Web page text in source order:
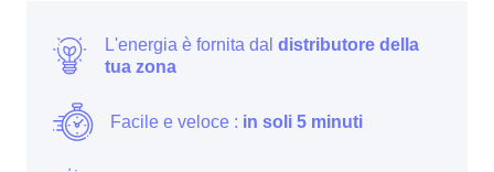
L'energia è fornita dal distributore della
tua zona
Facile e veloce : in soli 5 minuti